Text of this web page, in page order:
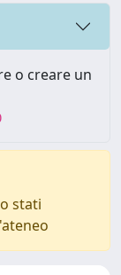
o creare un
stati